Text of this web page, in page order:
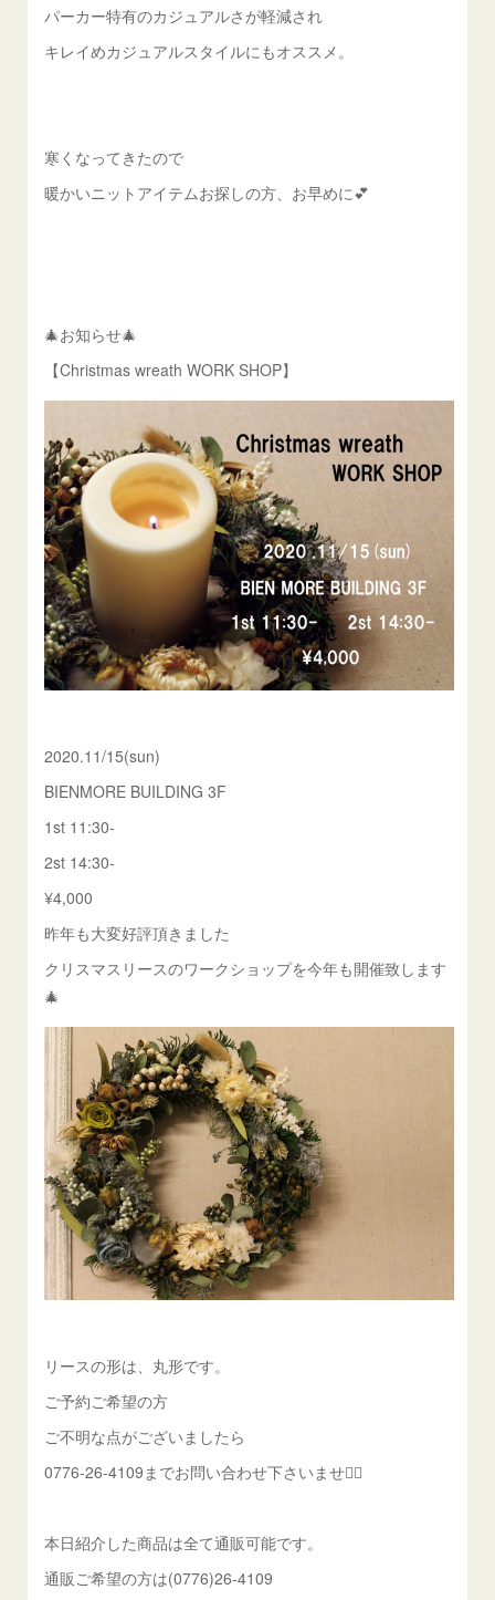
パーカー特有のカジュアルさが軽減され
キレイめカジュアルスタイルにもオススメ。
寒くなってきたので
暖かいニットアイテムお探しの方、お早めに💕
🎄お知らせ🎄
【Christmas wreath WORK SHOP】
2020.11/15(sun)
BIENMORE BUILDING 3F
1st 11:30-
2st 14:30-
¥4,000
昨年も大変好評頂きました
クリスマスリースのワークショップを今年も開催致します
🎄
リースの形は、丸形です。
ご予約ご希望の方
ご不明な点がございましたら
0776-26-4109までお問い合わせ下さいませ💁‍♀️
本日紹介した商品は全て通販可能です。
通販ご希望の方は(0776)26-4109